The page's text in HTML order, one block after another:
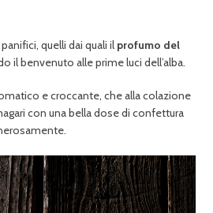
quelli dai quali il profumo del
il benvenuto alle prime luci dell’alba.
e croccante, che alla colazione
con una bella dose di confettura